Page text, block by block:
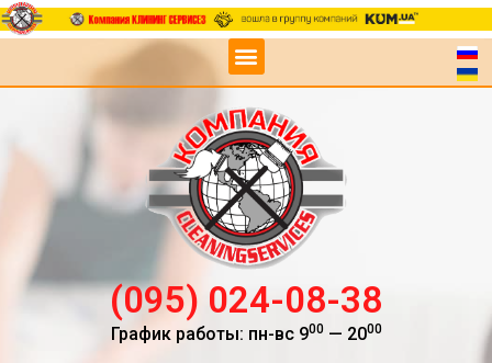
(095) 024-08-38
График работы: пн-вс 900— 2000